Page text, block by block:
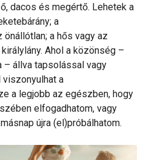
dacos és megértő. Lehetek a
a
a hős vagy az
Ahol a közönség –
– állva tapsolással vagy
a
a legjobb az egészben, hogy
elfogadhatom, vagy
újra (el)próbálhatom.